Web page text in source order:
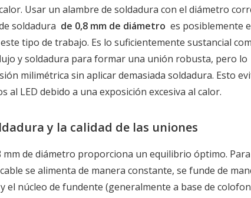
Usar un alambre de soldadura con el diámetro
soldadura de 0,8 mm de diámetro es posiblemente
tipo de trabajo. Es lo suficientemente sustancial
y soldadura para formar una unión robusta, pero lo
milimétrica sin aplicar demasiada soldadura. Esto
LED debido a una exposición excesiva al calor.
y la calidad de las uniones
mm de diámetro proporciona un equilibrio óptimo.
se alimenta de manera constante, se funde de
el núcleo de fundente (generalmente a base de